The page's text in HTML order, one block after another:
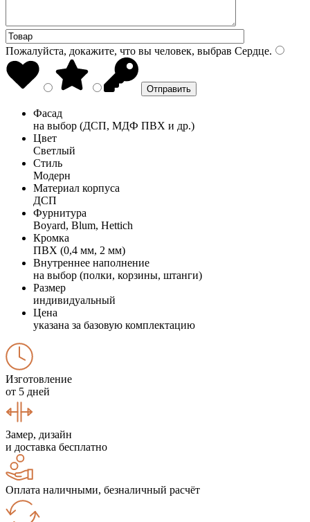
Пожалуйста, докажите, что вы человек, выбрав Сердце.
Фасад
на выбор (ДСП, МДФ ПВХ и др.)
Цвет
Светлый
Стиль
Модерн
Материал корпуса
ДСП
Фурнитура
Boyard, Blum, Hettich
Кромка
ПВХ (0,4 мм, 2 мм)
Внутреннее наполнение
на выбор (полки, корзины, штанги)
Размер
индивидуальный
Цена
указана за базовую комплектацию
Изготовление
от 5 дней
Замер, дизайн
и доставка бесплатно
Оплата наличными, безналичный расчёт